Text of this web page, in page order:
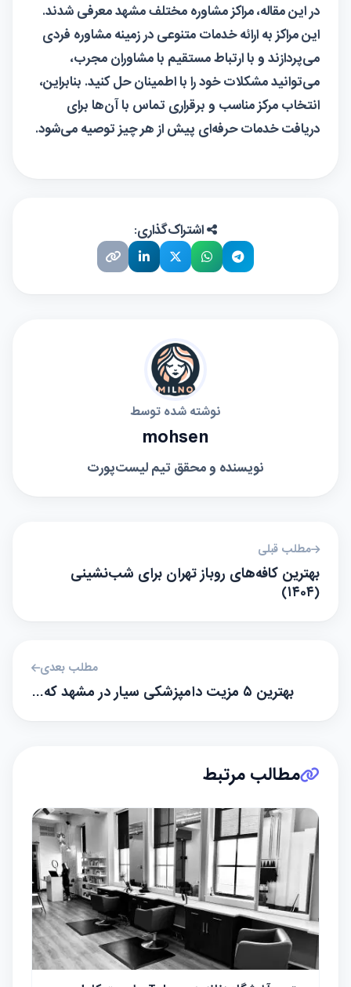
در این مقاله، مراکز مشاوره مختلف مشهد معرفی شدند.
این مراکز به ارائه خدمات متنوعی در زمینه مشاوره فردی
می‌پردازند و با ارتباط مستقیم با مشاوران مجرب،
می‌توانید مشکلات خود را با اطمینان حل کنید. بنابراین،
انتخاب مرکز مناسب و برقراری تماس با آن‌ها برای
دریافت خدمات حرفه‌ای پیش از هر چیز توصیه می‌شود.
اشتراک‌گذاری:
نوشته شده توسط
mohsen
نویسنده و محقق تیم لیست‌پورت
مطلب قبلی
بهترین کافه‌های روباز تهران برای شب‌نشینی
(۱۴۰۴)
مطلب بعدی
بهترین ۵ مزیت دامپزشکی سیار در مشهد که…
مطالب مرتبط